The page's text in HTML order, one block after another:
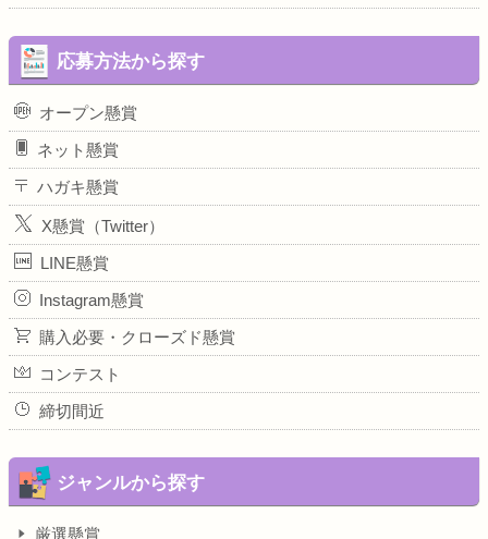
応募方法から探す
オープン懸賞
ネット懸賞
ハガキ懸賞
X懸賞（Twitter）
LINE懸賞
Instagram懸賞
購入必要・クローズド懸賞
コンテスト
締切間近
ジャンルから探す
厳選懸賞